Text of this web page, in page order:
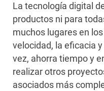
La tecnología digital
productos ni para
muchos lugares en
velocidad, la eficacia
vez, ahorra tiempo y
realizar otros
asociados más